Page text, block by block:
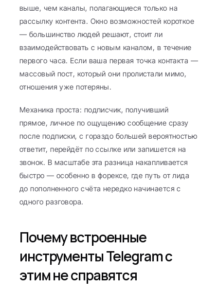
выше, чем каналы, полагающиеся только на
рассылку контента. Окно возможностей короткое
— большинство людей решают, стоит ли
взаимодействовать с новым каналом, в течение
первого часа. Если ваша первая точка контакта —
массовый пост, который они пролистали мимо,
отношения уже потеряны.
Механика проста: подписчик, получивший
прямое, личное по ощущению сообщение сразу
после подписки, с гораздо большей вероятностью
ответит, перейдёт по ссылке или запишется на
звонок. В масштабе эта разница накапливается
быстро — особенно в форексе, где путь от лида
до пополненного счёта нередко начинается с
одного разговора.
Почему встроенные
инструменты Telegram с
этим не справятся